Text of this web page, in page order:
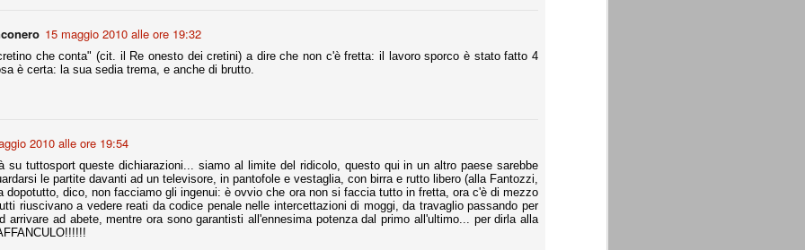
15 maggio 2010 alle ore 19:32
che conta" (cit. il Re onesto dei cretini) a dire che non c'è fretta: il lavoro sporco è stato fatto 4
è certa: la sua sedia trema, e anche di brutto.
2010 alle ore 19:54
su tuttosport queste dichiarazioni... siamo al limite del ridicolo, questo qui in un altro paese sarebbe
le partite davanti ad un televisore, in pantofole e vestaglia, con birra e rutto libero (alla Fantozzi,
dopotutto, dico, non facciamo gli ingenui: è ovvio che ora non si faccia tutto in fretta, ora c'è di mezzo
riuscivano a vedere reati da codice penale nelle intercettazioni di moggi, da travaglio passando per
arrivare ad abete, mentre ora sono garantisti all'ennesima potenza dal primo all'ultimo... per dirla alla
di sfortuna. Partita sbagliata come impostazione, a cominciare
la gestione della stessa. Può succedere. Oggi anche Allegri ha
abbia capito. Quindi, niente drammi e vediamo di imparare in
falso, o c'è qualcosa di più?
della sentenza di primo grado del processo sportivo